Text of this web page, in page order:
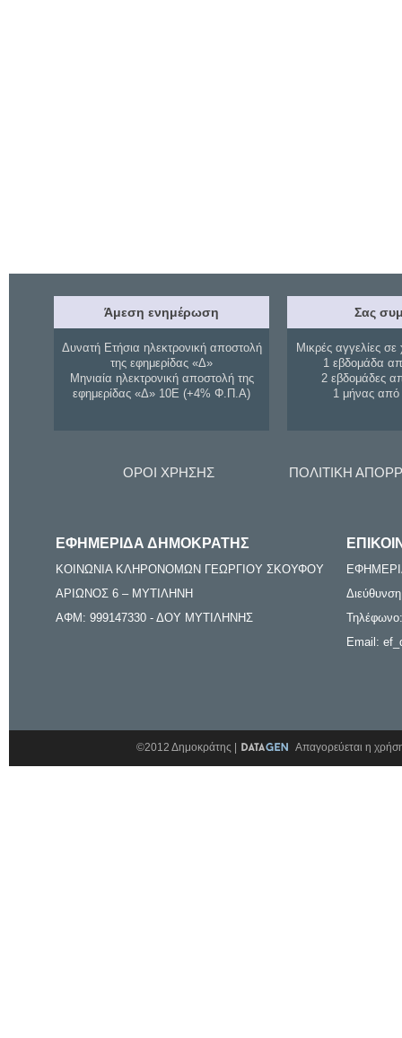
Άμεση ενημέρωση
Δυνατή Ετήσια ηλεκτρονική αποστολή
της εφημερίδας «Δ»
Μηνιαία ηλεκτρονική αποστολή της
εφημερίδας «Δ» 10Ε (+4% Φ.Π.Α)
Σας
Μικρές αγγελίες σε
1 εβδομάδα
2 εβδομάδες
1 μήνας
ΟΡΟΙ ΧΡΗΣΗΣ ΠΟΛΙΤΙΚΗ
ΕΦΗΜΕΡΙΔΑ ΔΗΜΟΚΡΑΤΗΣ
ΚΟΙΝΩΝΙΑ ΚΛΗΡΟΝΟΜΩΝ ΓΕΩΡΓΙΟΥ ΣΚΟΥΦΟΥ
ΑΡΙΩΝΟΣ 6 – ΜΥΤΙΛΗΝΗ
ΑΦΜ: 999147330 - ΔΟΥ ΜΥΤΙΛΗΝΗΣ
Email:
©2012 Δημοκράτης | Απαγορεύεται η